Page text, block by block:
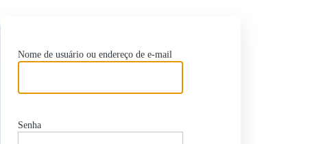
Nome de usuário ou endereço de e-mail
Senha